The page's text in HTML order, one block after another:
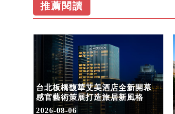
推薦閱讀
台北板橋馥華艾美酒店全新開幕
感官藝術策展打造旅居新風格
2026-08-06